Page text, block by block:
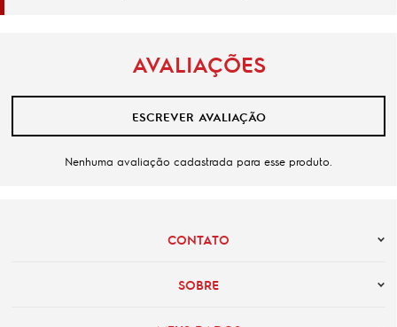
AVALIAÇÕES
ESCREVER AVALIAÇÃO
Nenhuma avaliação cadastrada para esse produto.
CONTATO
SOBRE